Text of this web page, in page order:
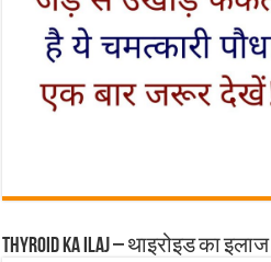
Thyroid ka ilaj – थाइरोइड का इलाज